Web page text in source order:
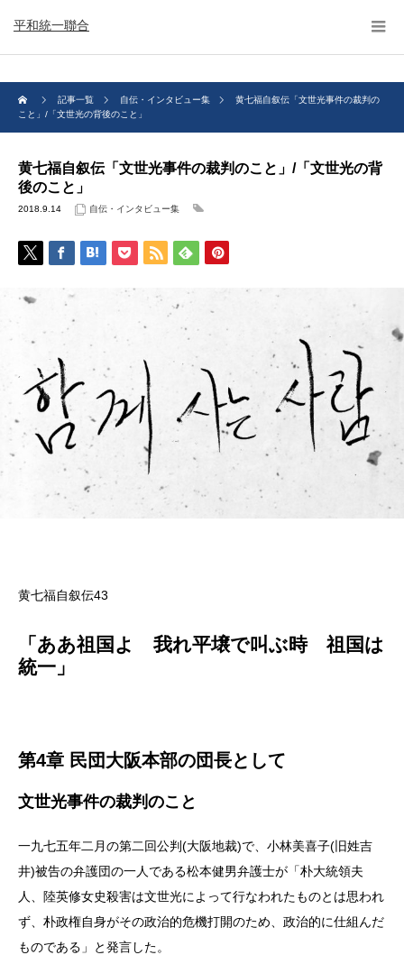
平和統一聯合
記事一覧 自伝・インタビュー集
黄七福自叙伝「文世光事件の裁判の
こと」/「文世光の背後のこと」
黄七福自叙伝「文世光事件の裁判のこと」/「文世光の背
後のこと」
2018.9.14 自伝・インタビュー集
黄七福自叙伝43
「ああ祖国よ 我れ平壌で叫ぶ時 祖国は
統一」
第4章 民団大阪本部の団長として
文世光事件の裁判のこと
一九七五年二月の第二回公判(大阪地裁)で、小林美喜子(旧姓吉
井)被告の弁護団の一人である松本健男弁護士が「朴大統領夫
人、陸英修女史殺害は文世光によって行なわれたものとは思われ
ず、朴政権自身がその政治的危機打開のため、政治的に仕組んだ
ものである」と発言した。